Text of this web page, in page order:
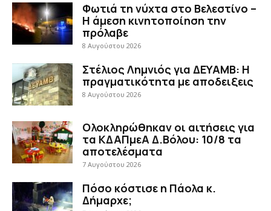
Φωτιά τη νύχτα στο Βελεστίνο –
Η άμεση κινητοποίηση την
πρόλαβε
8 Αυγούστου 2026
Στέλιος Λημνιός για ΔΕΥΑΜΒ: Η
πραγματικότητα με αποδειξεις
8 Αυγούστου 2026
Ολοκληρώθηκαν οι αιτήσεις για
τα ΚΔΑΠμεΑ Δ.Βόλου: 10/8 τα
αποτελέσματα
7 Αυγούστου 2026
Πόσο κόστισε η Πάολα κ.
Δήμαρχε;